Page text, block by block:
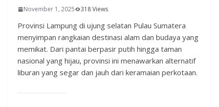
November 1, 2025 318 Views
Provinsi Lampung di ujung selatan Pulau Sumatera
menyimpan rangkaian destinasi alam dan budaya yang
memikat. Dari pantai berpasir putih hingga taman
nasional yang hijau, provinsi ini menawarkan alternatif
liburan yang segar dan jauh dari keramaian perkotaan.